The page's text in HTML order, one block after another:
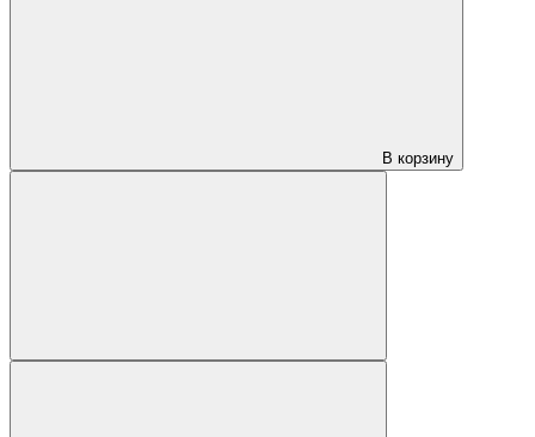
В корзину